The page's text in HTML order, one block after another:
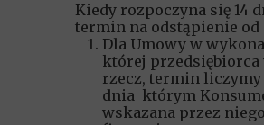
Kiedy rozpoczyna się 14
termin na odstąpienie od
Dla Umowy w
której przedsiębiorca
rzecz, termin liczymy
dnia którym
wskazana przez